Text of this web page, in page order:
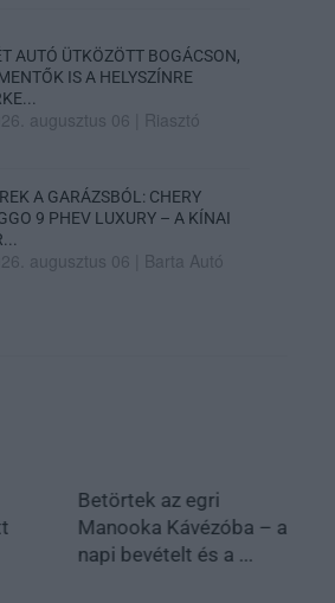
AUTÓ ÜTKÖZÖTT BOGÁCSON,
MENTŐK IS A HELYSZÍNRE
augusztus 06 Riasztó
A GARÁZSBÓL: CHERY
9 PHEV LUXURY – A KÍNAI
augusztus 06 Barta Autó
Betörtek az egri
Manooka Kávézóba – a
napi bevételt és a ...